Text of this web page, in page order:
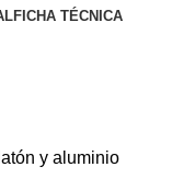
FICHA TÉCNICA
y aluminio